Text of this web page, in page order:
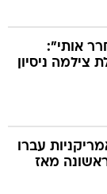
אותי":
ניסיון
עברו
מאז